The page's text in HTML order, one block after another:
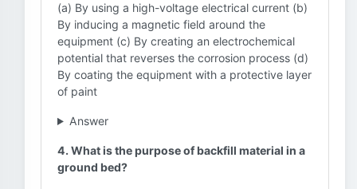
(a) By using a high-voltage electrical current (b)
By inducing a magnetic field around the
equipment (c) By creating an electrochemical
potential that reverses the corrosion process (d)
By coating the equipment with a protective layer
of paint
Answer
4. What is the purpose of backfill material in a
ground bed?